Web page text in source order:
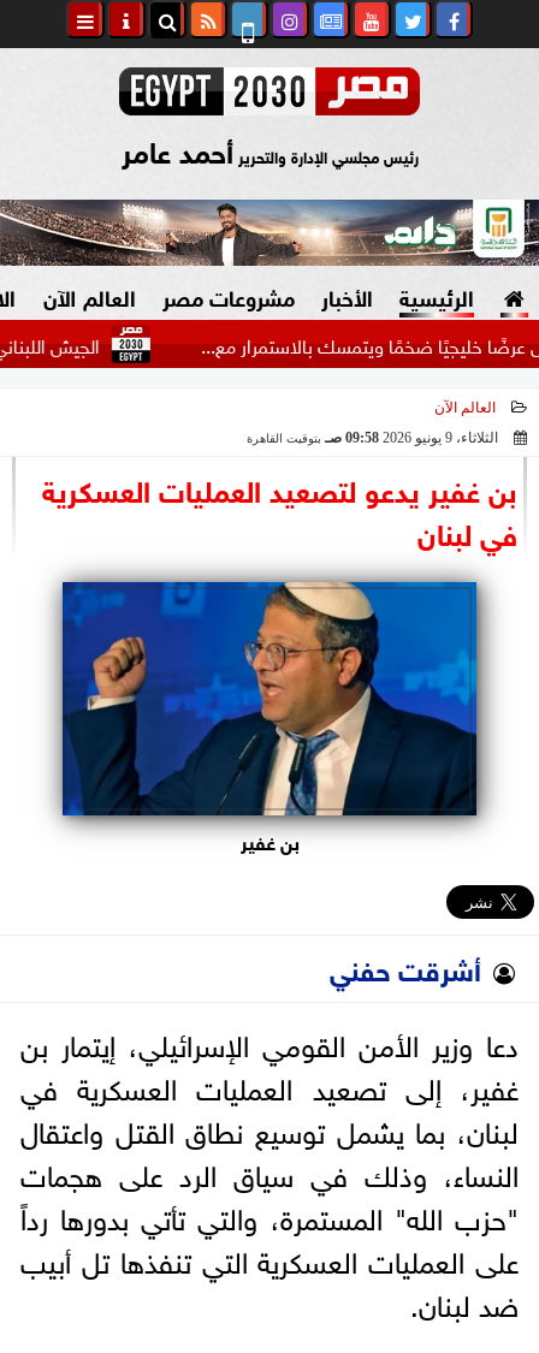
رئيس مجلسي الإدارة والتحرير أحمد عامر
الرئيسية الأخبار
السياسة
الرئاسة
البرلمان
الوزارات
الأحزاب
مشروعات مصر العالم الآن
الجيش اللبناني يدخل ضخمًا ويتمسك بالاستمرار مع...
العالم الآن
الثلاثاء، 9 يونيو 2026
09:58 صـ بتوقيت القاهرة
بن غفير يدعو لتصعيد العمليات العسكرية
في لبنان
بن غفير
أشرقت حفني
دعا وزير الأمن القومي الإسرائيلي، إيتمار بن
غفير، إلى تصعيد العمليات العسكرية في
لبنان، بما يشمل توسيع نطاق القتل واعتقال
النساء، وذلك في سياق الرد على هجمات
"حزب الله" المستمرة، والتي تأتي بدورها رداً
على العمليات العسكرية التي تنفذها تل أبيب
ضد لبنان.